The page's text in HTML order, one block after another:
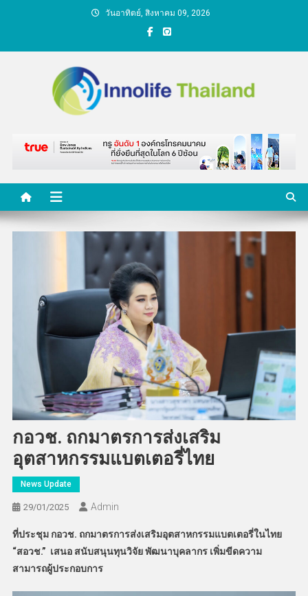
วันอาทิตย์, สิงหาคม 09, 2026
คนกับความคิด ชีวิตกับ
นวัตกรรม
กอวช. ถกมาตรการส่งเสริม
อุตสาหกรรมแบตเตอรี่ไทย
News Update
29/01/2025 Admin
ที่ประชุม กอวช. ถกมาตรการส่งเสริมอุตสาหกรรมแบตเตอรี่ในไทย
“สอวช.” เสนอ สนับสนุนทุนวิจัย พัฒนาบุคลากร เพิ่มขีดความ
สามารถผู้ประกอบการ